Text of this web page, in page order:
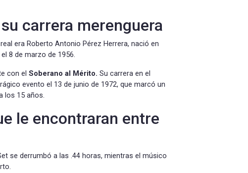
carrera merenguera
era Roberto Antonio Pérez Herrera, nació en
8 de marzo de 1956.
con el Soberano al Mérito. Su carrera en el
evento el 13 de junio de 1972, que marcó un
los 15 años.
le encontraran entre
se derrumbó a las .44 horas, mientras el músico